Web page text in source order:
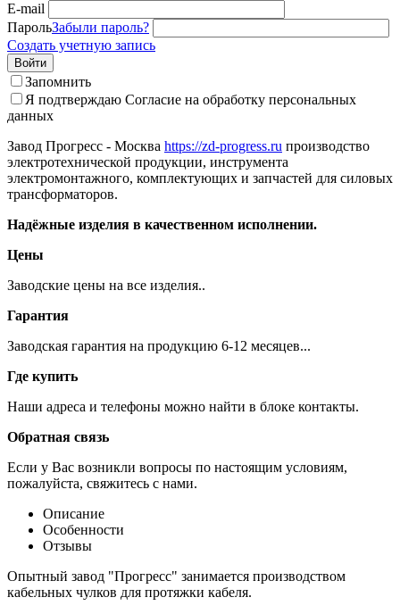
E-mail
ПарольЗабыли пароль?
Создать учетную запись
Войти
Запомнить
Я подтверждаю Согласие на обработку персональных
данных
Завод Прогресс - Москва https://zd-progress.ru производство
электротехнической продукции, инструмента
электромонтажного, комплектующих и запчастей для силовых
трансформаторов.
Надёжные изделия в качественном исполнении.
Цены
Заводские цены на все изделия..
Гарантия
Заводская гарантия на продукцию 6-12 месяцев...
Где купить
Наши адреса и телефоны можно найти в блоке контакты.
Обратная связь
Если у Вас возникли вопросы по настоящим условиям,
пожалуйста, свяжитесь с нами.
Описание
Особенности
Отзывы
Опытный завод "Прогресс" занимается производством
кабельных чулков для протяжки кабеля.